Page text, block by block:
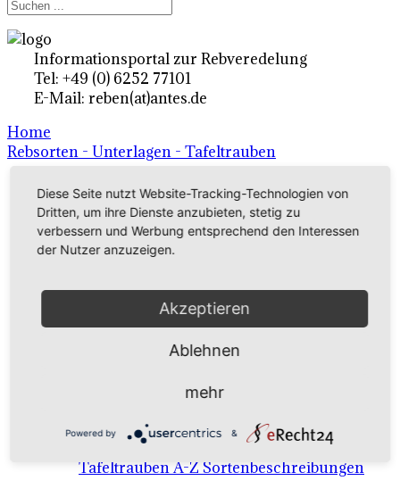
Informationsportal zur Rebveredelung
Tel: +49 (0) 6252 77101
E-Mail: reben(at)antes.de
Home
Rebsorten - Unterlagen - Tafeltrauben
Ertragsrebsorten A-Z
in Deutschland
Rebsorten international
externe Links
Tafeltrauben A-Z Sortenbeschreibungen
Diese Seite nutzt Website-Tracking-Technologien von
Dritten, um ihre Dienste anzubieten, stetig zu
verbessern und Werbung entsprechend den Interessen
der Nutzer anzuzeigen.
Akzeptieren
Ablehnen
mehr
Powered by &